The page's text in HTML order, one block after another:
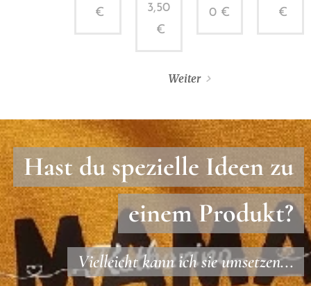
€
3,50
€
0 €
€
Weiter
Hast du spezielle Ideen zu
einem Produkt?
Vielleicht kann ich sie umsetzen...